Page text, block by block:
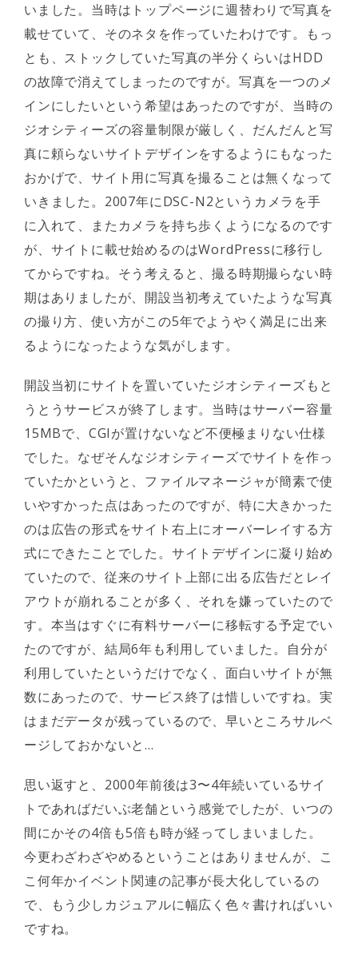
いました。当時はトップページに週替わりで写真を
載せていて、そのネタを作っていたわけです。もっ
とも、ストックしていた写真の半分くらいはHDD
の故障で消えてしまったのですが。写真を一つのメ
インにしたいという希望はあったのですが、当時の
ジオシティーズの容量制限が厳しく、だんだんと写
真に頼らないサイトデザインをするようにもなった
おかげで、サイト用に写真を撮ることは無くなって
いきました。2007年にDSC-N2というカメラを手
に入れて、またカメラを持ち歩くようになるのです
が、サイトに載せ始めるのはWordPressに移行し
てからですね。そう考えると、撮る時期撮らない時
期はありましたが、開設当初考えていたような写真
の撮り方、使い方がこの5年でようやく満足に出来
るようになったような気がします。
開設当初にサイトを置いていたジオシティーズもと
うとうサービスが終了します。当時はサーバー容量
15MBで、CGIが置けないなど不便極まりない仕様
でした。なぜそんなジオシティーズでサイトを作っ
ていたかというと、ファイルマネージャが簡素で使
いやすかった点はあったのですが、特に大きかった
のは広告の形式をサイト右上にオーバーレイする方
式にできたことでした。サイトデザインに凝り始め
ていたので、従来のサイト上部に出る広告だとレイ
アウトが崩れることが多く、それを嫌っていたので
す。本当はすぐに有料サーバーに移転する予定でい
たのですが、結局6年も利用していました。自分が
利用していたというだけでなく、面白いサイトが無
数にあったので、サービス終了は惜しいですね。実
はまだデータが残っているので、早いところサルベ
ージしておかないと…
思い返すと、2000年前後は3〜4年続いているサイ
トであればだいぶ老舗という感覚でしたが、いつの
間にかその4倍も5倍も時が経ってしまいました。
今更わざわざやめるということはありませんが、こ
こ何年かイベント関連の記事が長大化しているの
で、もう少しカジュアルに幅広く色々書ければいい
ですね。